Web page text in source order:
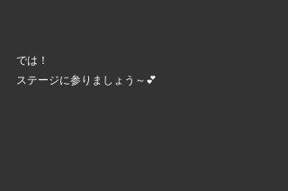
では！
ステージに参りましょう～💕